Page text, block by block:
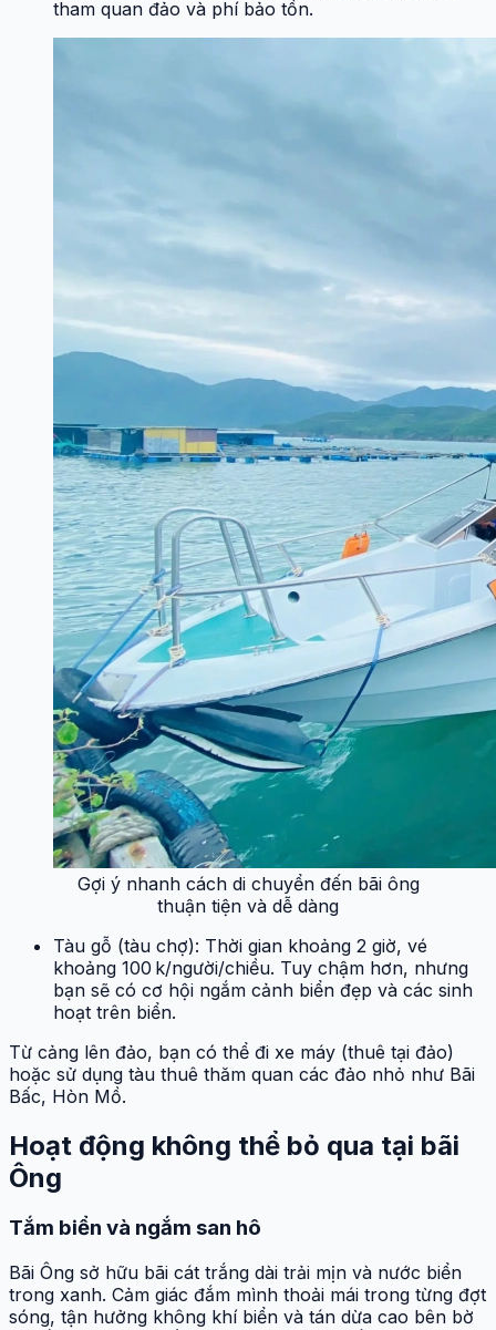
tham quan đảo và phí bảo tồn.
Gợi ý nhanh cách di chuyển đến bãi ông
thuận tiện và dễ dàng
Tàu gỗ (tàu chợ): Thời gian khoảng 2 giờ, vé
khoảng 100 k/người/chiều. Tuy chậm hơn, nhưng
bạn sẽ có cơ hội ngắm cảnh biển đẹp và các sinh
hoạt trên biển.
Từ cảng lên đảo, bạn có thể đi xe máy (thuê tại đảo)
hoặc sử dụng tàu thuê thăm quan các đảo nhỏ như Bãi
Bấc, Hòn Mồ.
Hoạt động không thể bỏ qua tại bãi
Ông
Tắm biển và ngắm san hô
Bãi Ông sở hữu bãi cát trắng dài trải mịn và nước biển
trong xanh. Cảm giác đắm mình thoải mái trong từng đợt
sóng, tận hưởng không khí biển và tán dừa cao bên bờ